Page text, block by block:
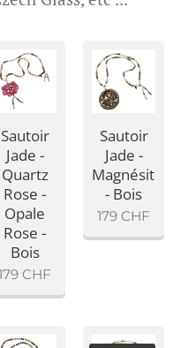
Sautoir
Jade -
Quartz
Rose -
Opale
Rose -
Bois
CHF
Sautoir
Jade -
Magnésite
- Bois
179 CHF